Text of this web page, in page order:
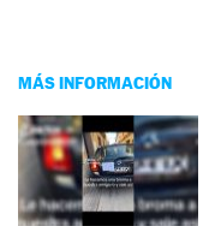
MÁS INFORMACIÓN